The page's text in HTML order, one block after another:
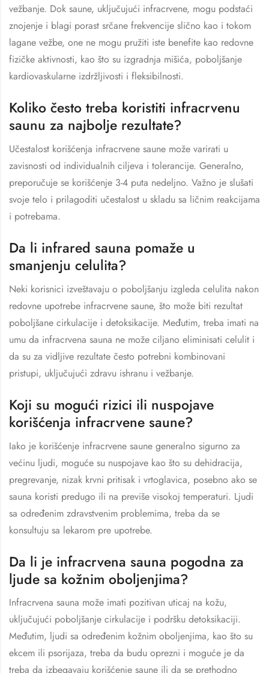
vežbanje. Dok saune, uključujući infracrvene, mogu podstaći
znojenje i blagi porast srčane frekvencije slično kao i tokom
lagane vežbe, one ne mogu pružiti iste benefite kao redovne
fizičke aktivnosti, kao što su izgradnja mišića, poboljšanje
kardiovaskularne izdržljivosti i fleksibilnosti.
Koliko često treba koristiti infracrvenu
saunu za najbolje rezultate?
Učestalost korišćenja infracrvene saune može varirati u
zavisnosti od individualnih ciljeva i tolerancije. Generalno,
preporučuje se korišćenje 3-4 puta nedeljno. Važno je slušati
svoje telo i prilagoditi učestalost u skladu sa ličnim reakcijama
i potrebama.
Da li infrared sauna pomaže u
smanjenju celulita?
Neki korisnici izveštavaju o poboljšanju izgleda celulita nakon
redovne upotrebe infracrvene saune, što može biti rezultat
poboljšane cirkulacije i detoksikacije. Međutim, treba imati na
umu da infracrvena sauna ne može ciljano eliminisati celulit i
da su za vidljive rezultate često potrebni kombinovani
pristupi, uključujući zdravu ishranu i vežbanje.
Koji su mogući rizici ili nuspojave
korišćenja infracrvene saune?
Iako je korišćenje infracrvene saune generalno sigurno za
većinu ljudi, moguće su nuspojave kao što su dehidracija,
pregrevanje, nizak krvni pritisak i vrtoglavica, posebno ako se
sauna koristi predugo ili na previše visokoj temperaturi. Ljudi
sa određenim zdravstvenim problemima, treba da se
konsultuju sa lekarom pre upotrebe.
Da li je infracrvena sauna pogodna za
ljude sa kožnim oboljenjima?
Infracrvena sauna može imati pozitivan uticaj na kožu,
uključujući poboljšanje cirkulacije i podršku detoksikaciji.
Međutim, ljudi sa određenim kožnim oboljenjima, kao što su
ekcem ili psorijaza, treba da budu oprezni i moguće je da
treba da izbegavaju korišćenje saune ili da se prethodno